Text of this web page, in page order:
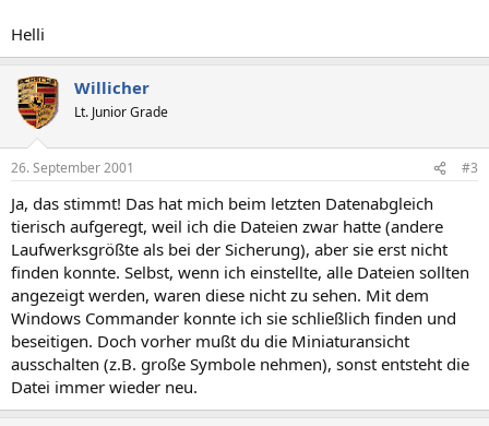
Helli
Willicher
Lt. Junior Grade
26. September 2001 #3
Ja, das stimmt! Das hat mich beim letzten Datenabgleich
tierisch aufgeregt, weil ich die Dateien zwar hatte (andere
Laufwerksgrößte als bei der Sicherung), aber sie erst nicht
finden konnte. Selbst, wenn ich einstellte, alle Dateien sollten
angezeigt werden, waren diese nicht zu sehen. Mit dem
Windows Commander konnte ich sie schließlich finden und
beseitigen. Doch vorher mußt du die Miniaturansicht
ausschalten (z.B. große Symbole nehmen), sonst entsteht die
Datei immer wieder neu.